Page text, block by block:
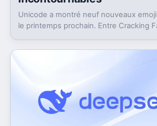
Unicode a montré neuf nouveaux
le printemps prochain. Entre Cracking